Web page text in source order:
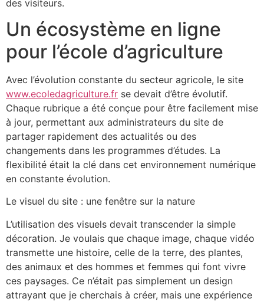
des visiteurs.
Un écosystème en ligne
pour l’école d’agriculture
Avec l’évolution constante du secteur agricole, le site
www.ecoledagriculture.fr se devait d’être évolutif.
Chaque rubrique a été conçue pour être facilement mise
à jour, permettant aux administrateurs du site de
partager rapidement des actualités ou des
changements dans les programmes d’études. La
flexibilité était la clé dans cet environnement numérique
en constante évolution.
Le visuel du site : une fenêtre sur la nature
L’utilisation des visuels devait transcender la simple
décoration. Je voulais que chaque image, chaque vidéo
transmette une histoire, celle de la terre, des plantes,
des animaux et des hommes et femmes qui font vivre
ces paysages. Ce n’était pas simplement un design
attrayant que je cherchais à créer, mais une expérience